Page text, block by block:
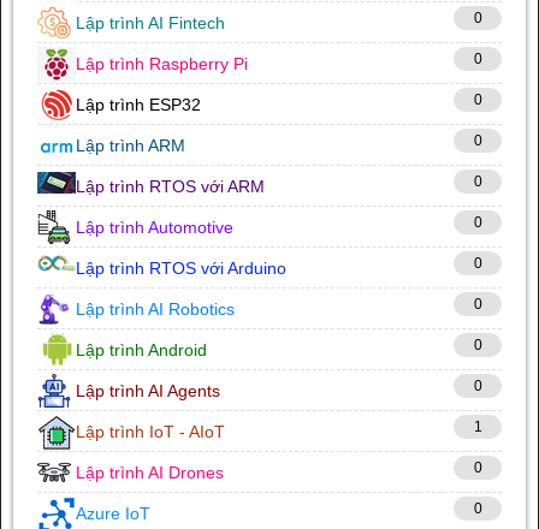
Lập trình AI Fintech 0
Lập trình Raspberry Pi 0
Lập trình ESP32 0
Lập trình ARM 0
Lập trình RTOS với ARM 0
Lập trình Automotive 0
Lập trình RTOS với Arduino 0
Lập trình AI Robotics 0
Lập trình Android 0
Lập trình AI Agents 0
Lập trình IoT - AIoT 1
Lập trình AI Drones 0
Azure IoT 0